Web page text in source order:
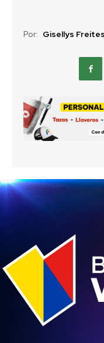
Por: Gisellys Freites